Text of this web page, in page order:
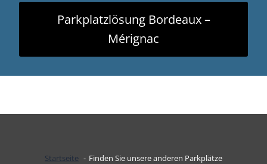
Parkplatzlösung Bordeaux –
Mérignac
Startseite Finden Sie unsere anderen Parkplätze